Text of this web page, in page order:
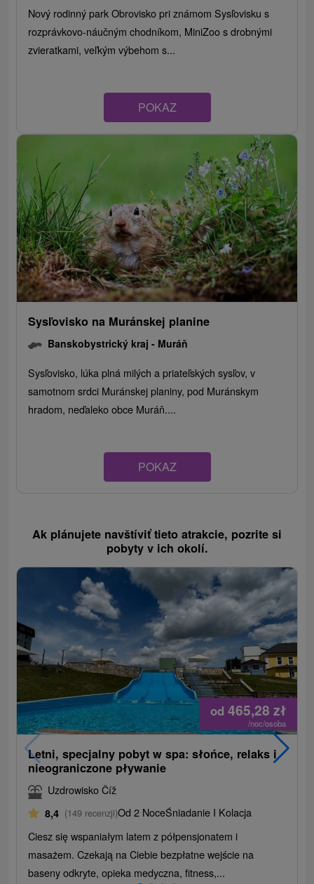
Nový rodinný park Obrovisko pri známom Sysľovisku s
rozprávkovo-náučným chodníkom, MiniZoo s drobnými
zvieratkami, veľkým výbehom s...
POKAZ
Sysľovisko na Muránskej planine
Banskobystrický kraj - Muráň
Sysľovisko, lúka plná milých a priateľských sysľov, v
samotnom srdci Muránskej planiny, pod Muránskym
hradom, neďaleko obce Muráň....
POKAZ
Ak plánujete navštíviť tieto atrakcie, pozrite si
pobyty v ich okolí.
od 465,28zł
/noc/osoba
Letni, specjalny pobyt w spa: słońce, relaks i
nieograniczone pływanie
Uzdrowisko Číž
8,4 (149 recenzji)Od 2 NoceŚniadanie I Kolacja
Ciesz się wspaniałym latem z półpensjonatem i
masażem. Czekają na Ciebie bezpłatne wejście na
baseny odkryte, opieka medyczna, fitness,...